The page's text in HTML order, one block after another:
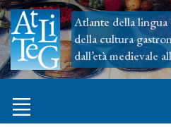
Atlante della lingua
della cultura
dall’età medievale